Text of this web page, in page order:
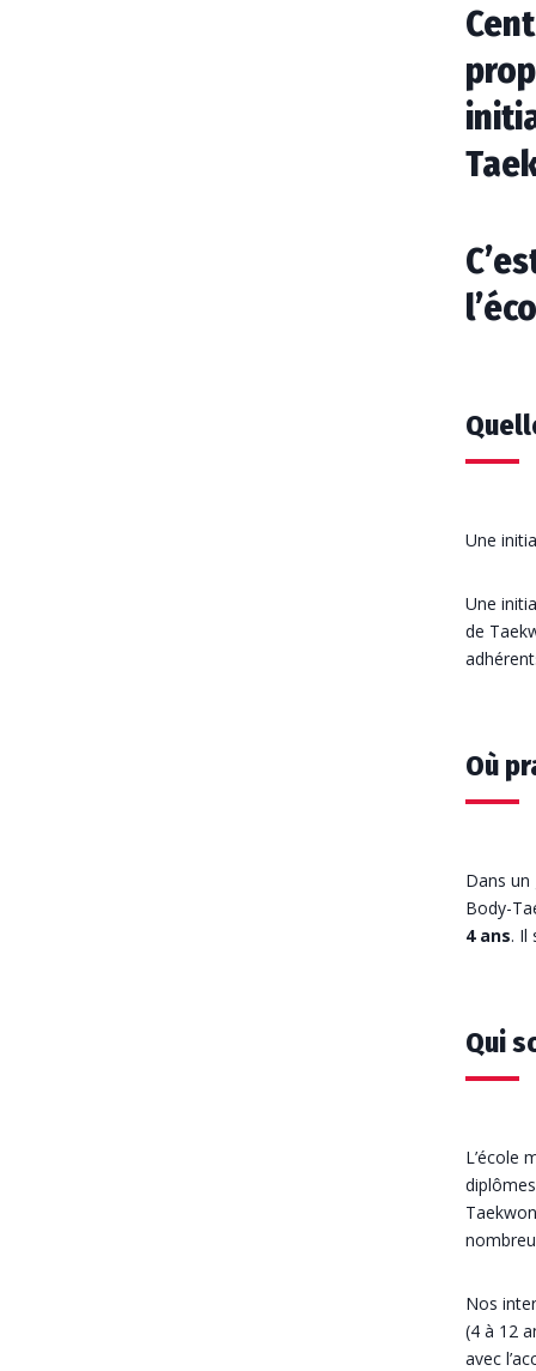
Une
Une
de
Où
Dans
Body-
4 ans. Il
Qui
L’école
Nos
(4 à 12
avec